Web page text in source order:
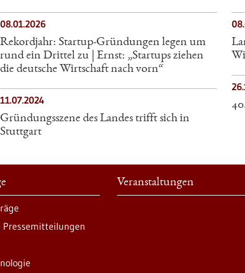
08.01.2026
Rekordjahr: Startup-Gründungen legen um
rund ein Drittel zu | Ernst: „Startups ziehen
die deutsche Wirtschaft nach vorn“
11.07.2024
Gründungsszene des Landes trifft sich in
Stuttgart
Pressemitteilungen
Veranstaltungen